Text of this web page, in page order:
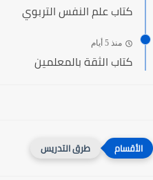
كتاب علم النفس التربوي
منذ 5 أيام
كتاب الثقة بالمعلمين
طرق التدريس